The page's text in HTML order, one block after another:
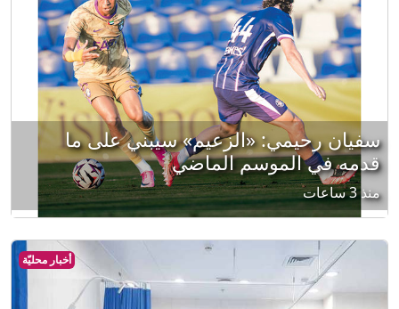
سفيان رحيمي: «الزعيم» سيبني على ما
قدمه في الموسم الماضي
منذ 3 ساعات
أخبار محليّة